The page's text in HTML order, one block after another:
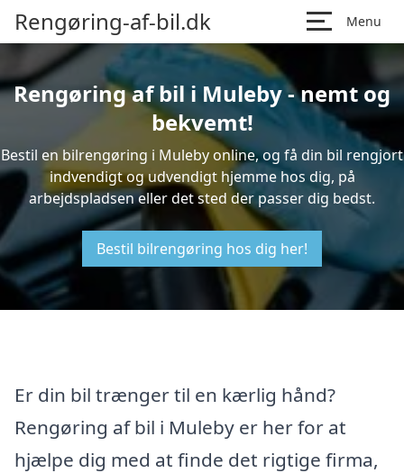
Rengøring-af-bil.dk Menu
Rengøring af bil i Muleby - nemt og
bekvemt!
Bestil en bilrengøring i Muleby online, og få din bil rengjort
indvendigt og udvendigt hjemme hos dig, på
arbejdspladsen eller det sted der passer dig bedst.
Bestil bilrengøring hos dig her!
Er din bil trænger til en kærlig hånd?
Rengøring af bil i Muleby er her for at
hjælpe dig med at finde det rigtige firma,